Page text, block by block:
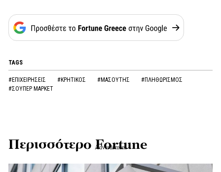
TAGS
#ΕΠΙΧΕΙΡΗΣΕΙΣ #ΚΡΗΤΙΚΟΣ #ΜΑΣΟΥΤΗΣ
#ΠΛΗΘΩΡΙΣΜΟΣ
#ΣΟΥΠΕΡ ΜΑΡΚΕΤ
Περισσότερο Fortune